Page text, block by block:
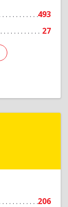
493
27
206
г,